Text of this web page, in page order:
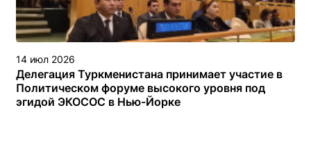
14 июл 2026
Делегация Туркменистана принимает участие в
Политическом форуме высокого уровня под
эгидой ЭКОСОС в Нью-Йорке